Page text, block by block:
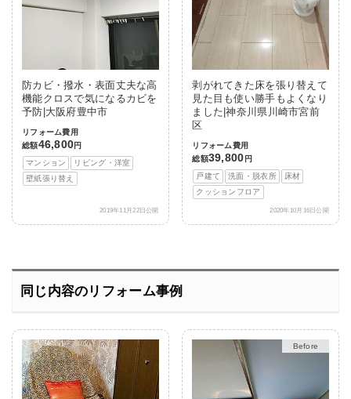
防カビ・撥水・表面丈夫な高
機能クロスで気になるカビを
予防|大阪府豊中市
リフォーム費用
総額46,800円
マンション
リビング・洋室
壁紙張り替え
2019年11月22日公開
剥がれてきた床を張り替えて
見た目も使い勝手もよくなり
ました|神奈川県川崎市宮前
区
リフォーム費用
総額39,800 円
戸建て
洗面・脱衣所
床材
クッションフロア
2020年10月16日公開
同じ内容のリフォーム事例
After